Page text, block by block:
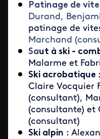
Patinage de
Durand,
patinage de
Marchand
Saut à ski -
Malarme et
Ski acrobatique
Claire Vocquier
(consultant),
(consultante) et
(consultant)
Ski alpin :